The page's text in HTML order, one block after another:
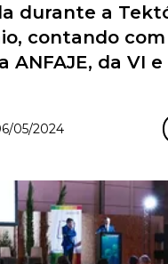
durante a
contando com
ANFAJE, da VI e
05/2024